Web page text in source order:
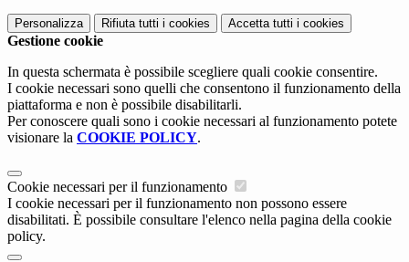
Personalizza Rifiuta tutti i cookies Accetta tutti i cookies
Gestione cookie
In questa schermata è possibile scegliere quali cookie consentire.
I cookie necessari sono quelli che consentono il funzionamento della
piattaforma e non è possibile disabilitarli.
Per conoscere quali sono i cookie necessari al funzionamento potete
visionare la COOKIE POLICY.
Cookie necessari per il funzionamento
I cookie necessari per il funzionamento non possono essere
disabilitati. È possibile consultare l'elenco nella pagina della cookie
policy.